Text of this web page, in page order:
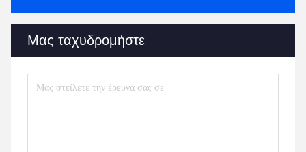
Μας ταχυδρομήστε